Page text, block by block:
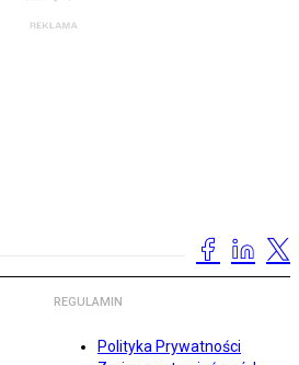
REGULAMIN
Polityka Prywatności